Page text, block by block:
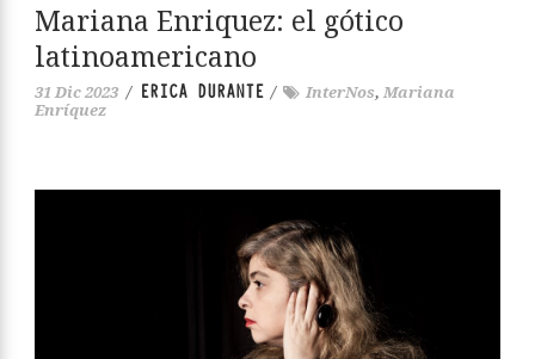
Mariana Enriquez: el gótico
latinoamericano
31 Dic 2023 / ERICA DURANTE / InterNos, Mariana
Enríquez